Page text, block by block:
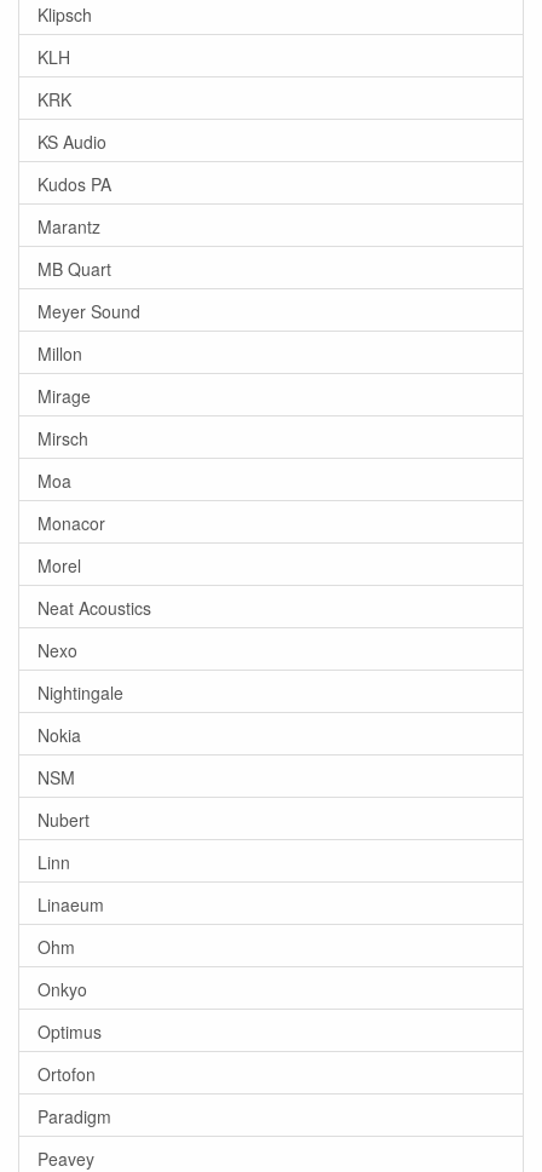
Klipsch
KLH
KRK
KS Audio
Kudos PA
Marantz
MB Quart
Meyer Sound
Millon
Mirage
Mirsch
Moa
Monacor
Morel
Neat Acoustics
Nexo
Nightingale
Nokia
NSM
Nubert
Linn
Linaeum
Ohm
Onkyo
Optimus
Ortofon
Paradigm
Peavey